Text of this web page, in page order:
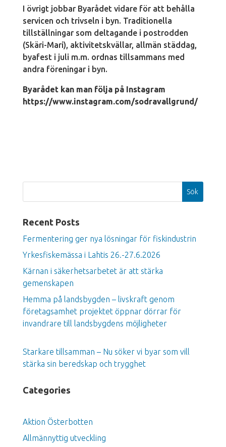
I övrigt jobbar Byarådet vidare för att behålla
servicen och trivseln i byn. Traditionella
tillställningar som deltagande i postrodden
(Skäri-Mari), aktivitetskvällar, allmän städdag,
byafest i juli m.m. ordnas tillsammans med
andra föreningar i byn.
Byarådet kan man följa på Instagram
https://www.instagram.com/sodravallgrund/
Sök
Recent Posts
Fermentering ger nya lösningar för fiskindustrin
Yrkesfiskemässa i Lahtis 26.-27.6.2026
Kärnan i säkerhetsarbetet är att stärka
gemenskapen
Hemma på landsbygden – livskraft genom
företagsamhet projektet öppnar dörrar för
invandrare till landsbygdens möjligheter
Starkare tillsamman – Nu söker vi byar som vill
stärka sin beredskap och trygghet
Categories
Aktion Österbotten
Allmännyttig utveckling